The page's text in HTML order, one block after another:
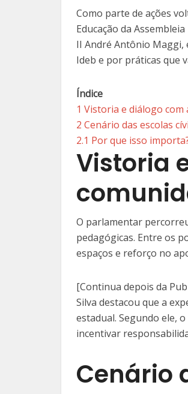
Como parte de ações
Educação da
II André Antônio Maggi,
Ideb e por práticas que
Índice
1 Vistoria e diálogo com
2 Cenário das escolas
2.1 Por que isso
Vistoria
O parlamentar
pedagógicas. Entre os
espaços e reforço no
[Continua depois da
Silva destacou que a
estadual. Segundo ele,
incentivar
Cenário